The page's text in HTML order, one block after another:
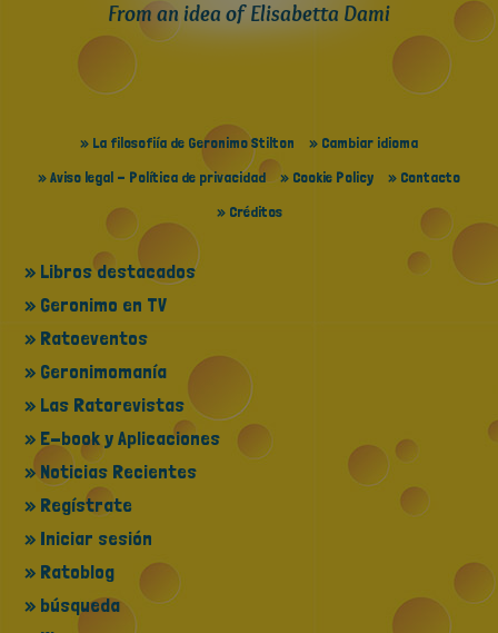
From an idea of Elisabetta Dami
» La filosofiía de Geronimo Stilton
» Cambiar idioma
» Aviso legal - Política de privacidad
» Cookie Policy
» Contacto
» Créditos
» Libros destacados
» Geronimo en TV
» Ratoeventos
» Geronimomanía
» Las Ratorevistas
» E-book y Aplicaciones
» Noticias Recientes
» Regístrate
» Iniciar sesión
» Ratoblog
» búsqueda